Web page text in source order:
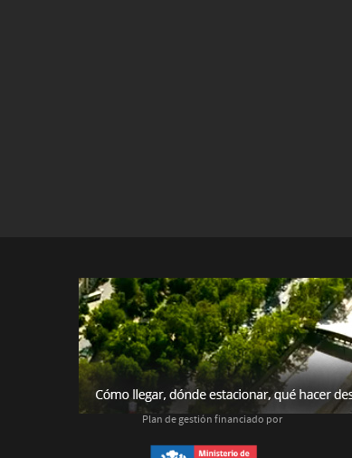
Plan de gestión financiado por